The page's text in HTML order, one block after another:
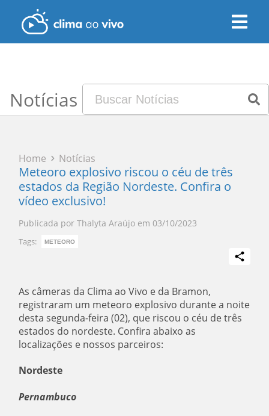
Notícias
Home Notícias
Meteoro explosivo riscou o céu de três
estados da Região Nordeste. Confira o
vídeo exclusivo!
Publicada por Thalyta Araújo em 03/10/2023
Tags: METEORO
As câmeras da Clima ao Vivo e da Bramon,
registraram um meteoro explosivo durante a noite
desta segunda-feira (02), que riscou o céu de três
estados do nordeste. Confira abaixo as
localizações e nossos parceiros:
Nordeste
Pernambuco